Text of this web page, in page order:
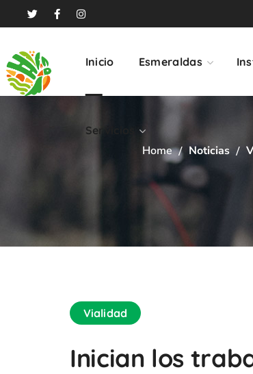
Inicio Esmeraldas
Servicios
Home Noticias
Vialidad
Inician los